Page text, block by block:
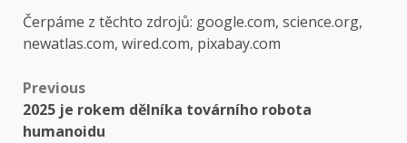
Čerpáme z těchto zdrojů: google.com, science.org,
newatlas.com, wired.com, pixabay.com
Post
navigation
Previous
2025 je rokem dělníka továrního robota
humanoidu